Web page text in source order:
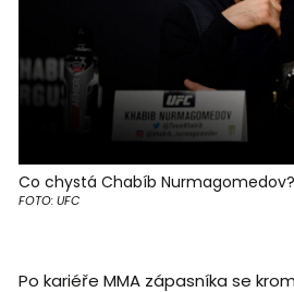
Co chystá Chabíb Nurmagomedov?
FOTO: UFC
Po kariéře MMA zápasníka se